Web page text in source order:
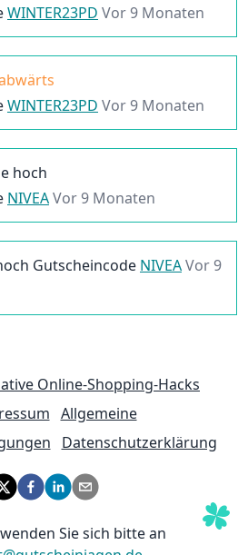
WINTER23PD Vor 9 Monaten
WINTER23PD Vor 9 Monaten
hoch
NIVEAVor 9 Monaten
Gutscheincode NIVEAVor 9
Online-Shopping-Hacks
Allgemeine
Datenschutzerklärung
Sie sich bitte an